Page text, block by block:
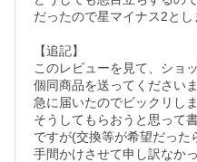
だったので星マイナス2とし
【追記】
このレビューを見て、ショ
個同商品を送ってくださいま
急に届いたのでビックリしま
そうしてもらおうと思って
ですが(交換等が希望だった
手間かけさせて申し訳なか